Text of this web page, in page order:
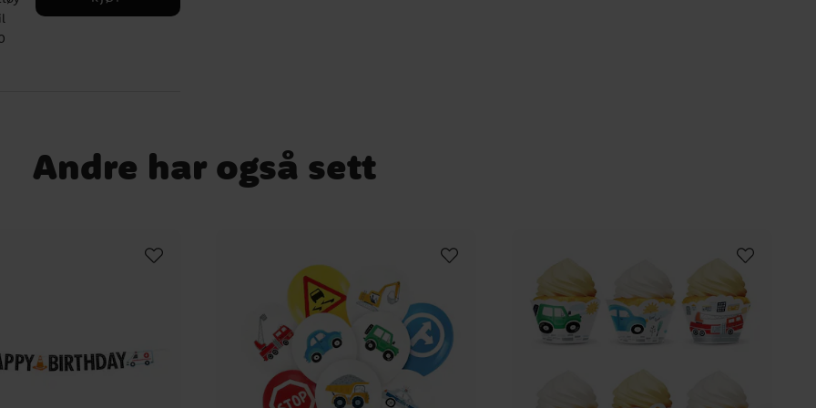
Andre har også sett